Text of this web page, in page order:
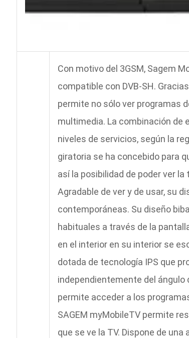
Con motivo del 3GSM, Sagem
compatible con DVB-SH.
permite no sólo ver programas
multimedia. La combinación de
niveles de servicios, según la
giratoria se ha concebido para
así la posibilidad de poder ver
Agradable de ver y de usar, su
contemporáneas. Su diseño
habituales a través de la
en el interior en su interior se
dotada de tecnología IPS que
independientemente del ángulo
permite acceder a los
SAGEM myMobileTV permite
que se ve la TV. Dispone de